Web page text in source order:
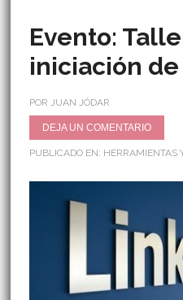
Evento:
iniciación
POR JUAN JÓDAR
DEJA UN COMENTARIO
PUBLICADO EN: HERRAMIENTAS